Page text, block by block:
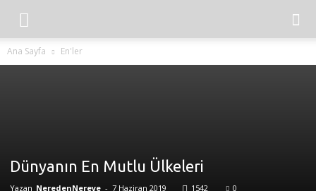
Ana Sayfa En'ler
Dünyanın En Mutlu Ülkeleri
Yazan NeredenNereye - 7 Haziran 2019 1542 0